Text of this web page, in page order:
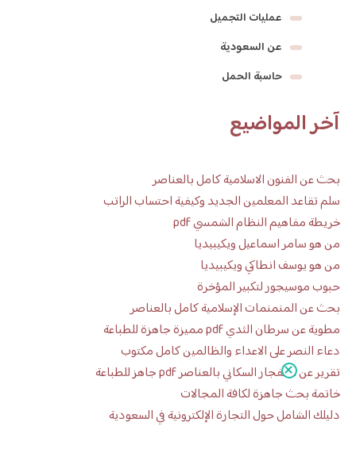
عمليات التجميل
عن السعودية
حاسبة الحمل
آخر المواضيع
بحث عن الفنون الاسلامية كامل بالعناصر
سلم تقاعد المعلمين الجديد وكيفية احتساب الراتب
خريطة مفاهيم النظام الشمسي pdf
من هو سامر اسماعيل ويكيبيديا
من هو يوسف انطاكي ويكيبيديا
حبوب موسيجور لتكبير المؤخرة
بحث عن المنمنمات الإسلامية كامل بالعناصر
مطوية عن سرطان الثدي pdf مميزة جاهزة للطباعة
دعاء النصر على الاعداء والظالمين كامل مكتوب
تقرير عن الانفجار السكاني بالعناصر pdf جاهز للطباعة
خاتمة بحث جاهزة لكافة المجالات
دليلك الشامل حول التجارة الإلكترونية في السعودية